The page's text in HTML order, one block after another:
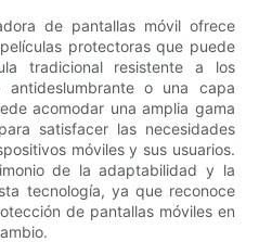
de pantallas móvil ofrece
protectoras que puede
tradicional resistente a los
antideslumbrante o una capa
acomodar una amplia gama
satisfacer las necesidades
móviles y sus usuarios.
de la adaptabilidad y la
tecnología, ya que reconoce
de pantallas móviles en